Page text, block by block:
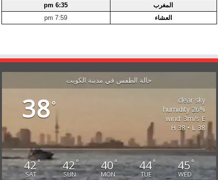
المغرب
6:35 pm
العشاء
7:59 pm
حالة الطقس في مدينة الكويت
38°
clear sky
26% humidity
wind: 3m/s E
H 38 • L 38
42°
SAT
42°
SUN
40°
MON
44°
TUE
45°
WED